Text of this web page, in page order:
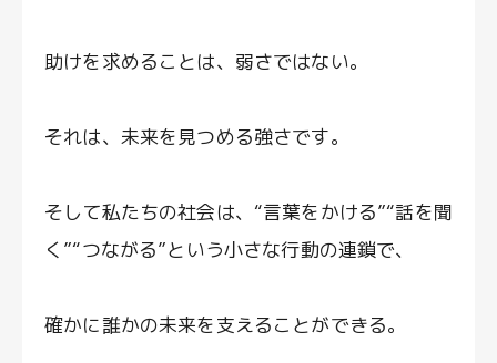
助けを求めることは、弱さではない。
それは、未来を見つめる強さです。
そして私たちの社会は、“言葉をかける”“話を聞
く”“つながる”という小さな行動の連鎖で、
確かに誰かの未来を支えることができる。